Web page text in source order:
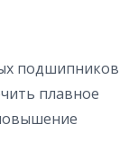
подшипников
плавное